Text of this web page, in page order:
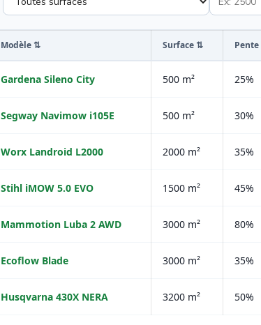
Modèle ⇅ Surface ⇅
Gardena Sileno City 500 m² 25%
Segway Navimow i105E 500 m² 30%
Worx Landroid L2000 2000 m² 35%
Stihl iMOW 5.0 EVO 1500 m² 45%
Mammotion Luba 2 AWD 3000 m² 80%
Ecoflow Blade 3000 m² 35%
Husqvarna 430X NERA 3200 m² 50%